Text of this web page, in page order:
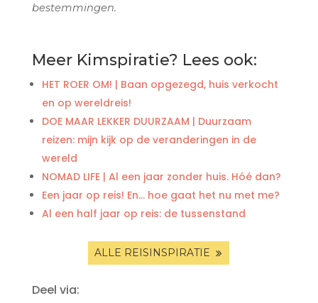
bestemmingen.
Meer Kimspiratie? Lees ook:
HET ROER OM! | Baan opgezegd, huis verkocht
en op wereldreis!
DOE MAAR LEKKER DUURZAAM | Duurzaam
reizen: mijn kijk op de veranderingen in de
wereld
NOMAD LIFE | Al een jaar zonder huis. Hóé dan?
Een jaar op reis! En… hoe gaat het nu met me?
Al een half jaar op reis: de tussenstand
ALLE REISINSPIRATIE
Deel via: